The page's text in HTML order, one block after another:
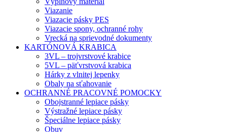
Viazanie
Viazacie pásky PES
Viazacie spony, ochranné rohy
Vrecká na sprievodné dokumenty
KARTÓNOVÁ KRABICA
3VL – trojvrstvové krabice
5VL – päťvrstvová krabica
Hárky z vlnitej lepenky
Obaly na sťahovanie
OCHRANNÉ PRACOVNÉ POMOCKY
Obojstranné lepiace pásky
Výstražné lepiace pásky
Špeciálne lepiace pásky
Obuv